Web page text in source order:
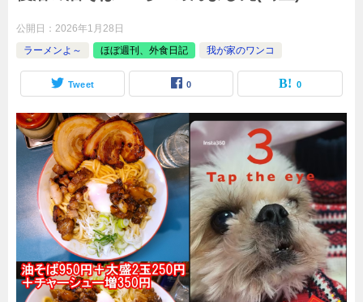
公開日： 2026年1月28日
ラーメンよ～
ほぼ週刊、外食日記 我が家のワンコ
Tweet 0 0